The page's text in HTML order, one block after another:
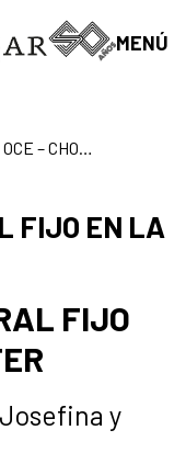
MENÚ
FIJO EN LA
FIJO
y